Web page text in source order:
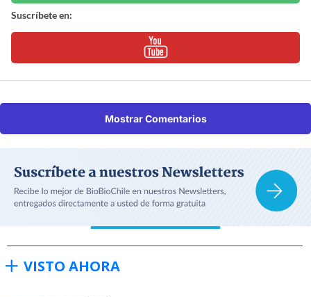
Suscríbete en:
Mostrar Comentarios
VISTO AHORA